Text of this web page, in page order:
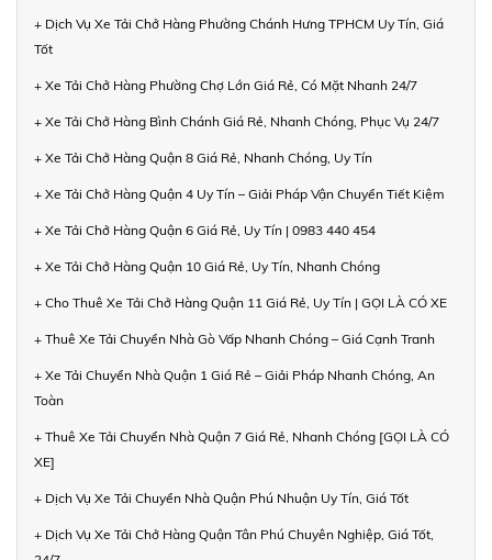
+ Dịch Vụ Xe Tải Chở Hàng Phường Chánh Hưng TPHCM Uy Tín, Giá
Tốt
+ Xe Tải Chở Hàng Phường Chợ Lớn Giá Rẻ, Có Mặt Nhanh 24/7
+ Xe Tải Chở Hàng Bình Chánh Giá Rẻ, Nhanh Chóng, Phục Vụ 24/7
+ Xe Tải Chở Hàng Quận 8 Giá Rẻ, Nhanh Chóng, Uy Tín
+ Xe Tải Chở Hàng Quận 4 Uy Tín – Giải Pháp Vận Chuyển Tiết Kiệm
+ Xe Tải Chở Hàng Quận 6 Giá Rẻ, Uy Tín | 0983 440 454
+ Xe Tải Chở Hàng Quận 10 Giá Rẻ, Uy Tín, Nhanh Chóng
+ Cho Thuê Xe Tải Chở Hàng Quận 11 Giá Rẻ, Uy Tín | GỌI LÀ CÓ XE
+ Thuê Xe Tải Chuyển Nhà Gò Vấp Nhanh Chóng – Giá Cạnh Tranh
+ Xe Tải Chuyển Nhà Quận 1 Giá Rẻ – Giải Pháp Nhanh Chóng, An
Toàn
+ Thuê Xe Tải Chuyển Nhà Quận 7 Giá Rẻ, Nhanh Chóng [GỌI LÀ CÓ
XE]
+ Dịch Vụ Xe Tải Chuyển Nhà Quận Phú Nhuận Uy Tín, Giá Tốt
+ Dịch Vụ Xe Tải Chở Hàng Quận Tân Phú Chuyên Nghiệp, Giá Tốt,